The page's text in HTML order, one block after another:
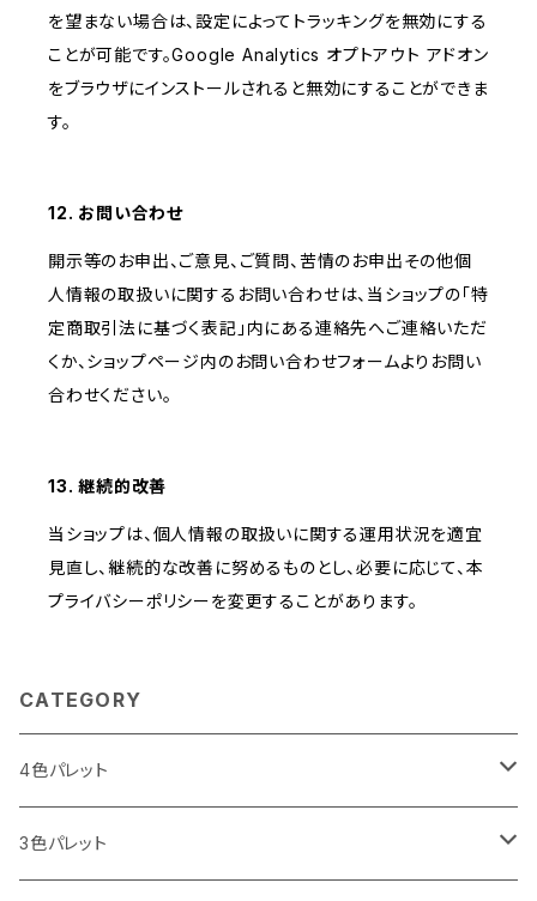
を望まない場合は、設定によってトラッキングを無効にする
ことが可能です。Google Analytics オプトアウト アドオン
をブラウザにインストールされると無効にすることができま
す。
12. お問い合わせ
開示等のお申出、ご意見、ご質問、苦情のお申出その他個
人情報の取扱いに関するお問い合わせは、当ショップの「特
定商取引法に基づく表記」内にある連絡先へご連絡いただ
くか、ショップページ内のお問い合わせフォームよりお問い
合わせください。
13. 継続的改善
当ショップは、個人情報の取扱いに関する運用状況を適宜
見直し、継続的な改善に努めるものとし、必要に応じて、本
プライバシーポリシーを変更することがあります。
CATEGORY
4色パレット
I LOVE パレット
3色パレット